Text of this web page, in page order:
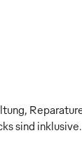
sind inklusive.